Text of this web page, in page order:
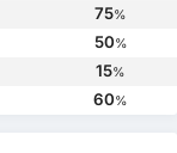
75%
50%
15%
60%